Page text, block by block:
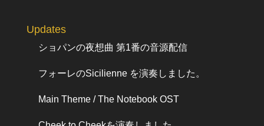
Updates
ショパンの夜想曲 第1番の音源配信
フォーレのSicilienne を演奏しました。
Main Theme / The Notebook OST